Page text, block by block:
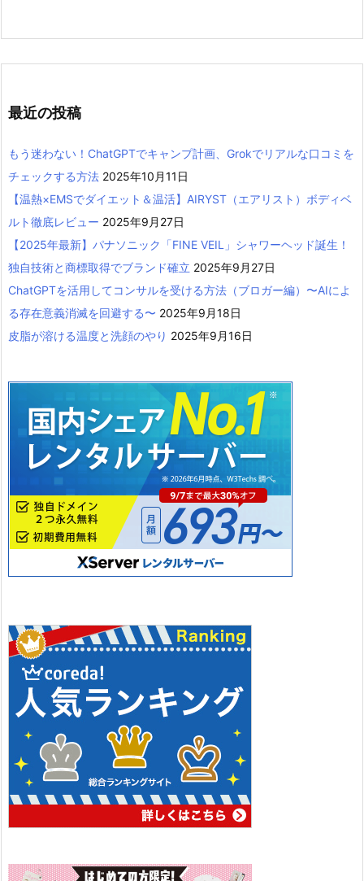
最近の投稿
もう迷わない！ChatGPTでキャンプ計画、Grokでリアルな口コミを
チェックする方法 2025年10月11日
【温熱×EMSでダイエット＆温活】AIRYST（エアリスト）ボディベ
ルト徹底レビュー 2025年9月27日
【2025年最新】パナソニック「FINE VEIL」シャワーヘッド誕生！
独自技術と商標取得でブランド確立 2025年9月27日
ChatGPTを活用してコンサルを受ける方法（ブロガー編）〜AIによ
る存在意義消滅を回避する〜 2025年9月18日
皮脂が溶ける温度と洗顔のやり 2025年9月16日